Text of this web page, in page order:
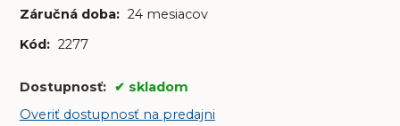
Záručná doba: 24 mesiacov
Kód: 2277
Dostupnosť:
skladom
Overiť dostupnosť na predajni